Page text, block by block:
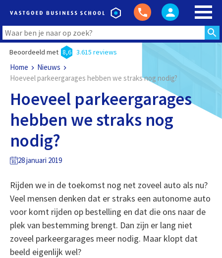
Beoordeeld met 8,6 3.615 reviews
Home
Nieuws
Hoeveel parkeergarages hebben we straks nog nodig?
Hoeveel parkeergarages
hebben we straks nog
nodig?
28 januari 2019
Rijden we in de toekomst nog net zoveel auto als nu?
Veel mensen denken dat er straks een autonome auto
voor komt rijden op bestelling en dat die ons naar de
plek van bestemming brengt. Dan zijn er lang niet
zoveel parkeergarages meer nodig. Maar klopt dat
beeld eigenlijk wel?